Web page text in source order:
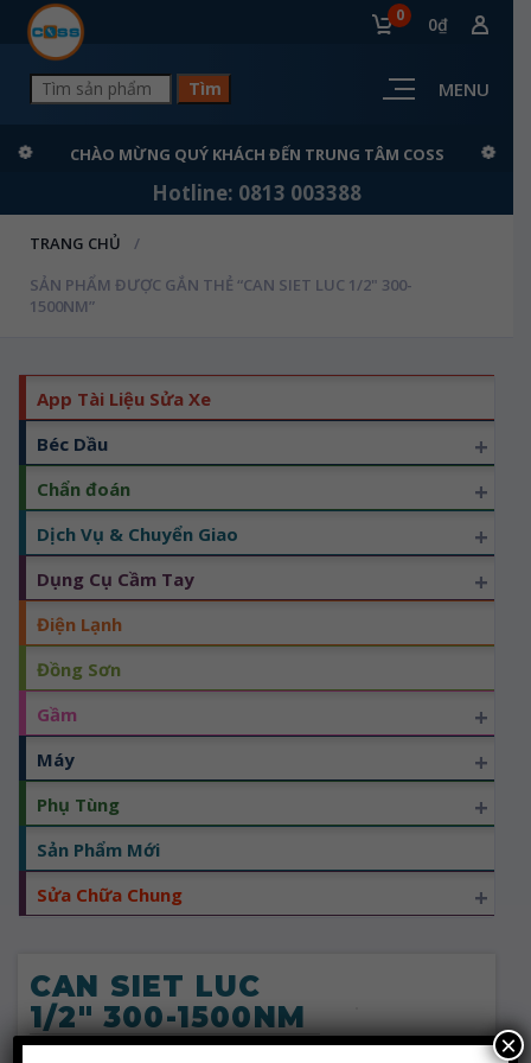
0 0₫
MENU
CHÀO MỪNG QUÝ KHÁCH ĐẾN TRUNG TÂM COSS
Hotline: 0813 003388
TRANG CHỦ
SẢN PHẨM ĐƯỢC GẮN THẺ “CAN SIET LUC 1/2" 300-
1500NM”
App Tài Liệu Sửa Xe
Béc Dầu
+
Chẩn đoán +
Dịch Vụ & Chuyển Giao +
Dụng Cụ Cầm Tay +
Điện Lạnh
Đồng Sơn
Gầm
+
Máy +
Phụ Tùng +
Sản Phẩm Mới
Sửa Chữa Chung
+
CAN SIET LUC
1/2" 300-1500NM
×